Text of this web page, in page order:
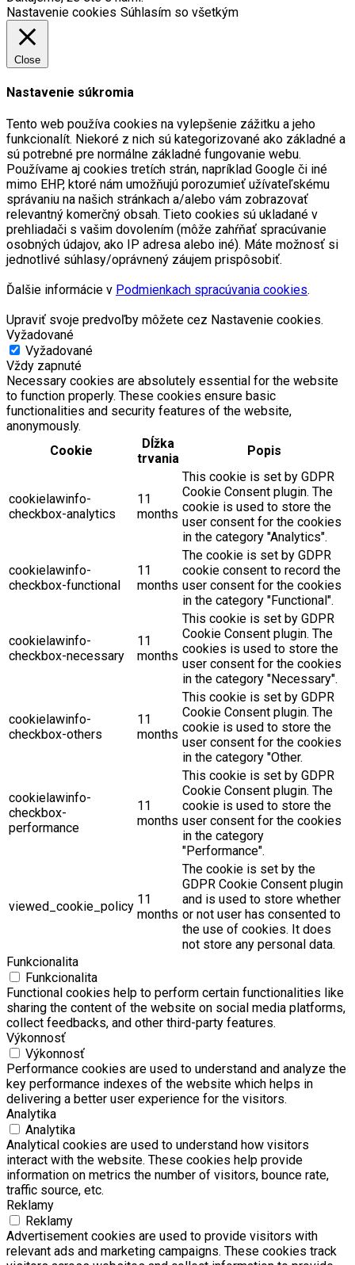
Nastavenie cookies Súhlasím so všetkým
Close
Nastavenie súkromia
Tento web používa cookies na vylepšenie zážitku a jeho
funkcionalít. Niekoré z nich sú kategorizované ako základné a
sú potrebné pre normálne základné fungovanie webu.
Používame aj cookies tretích strán, napríklad Google či iné
mimo EHP, ktoré nám umožňujú porozumieť užívateľskému
správaniu na našich stránkach a/alebo vám zobrazovať
relevantný komerčný obsah. Tieto cookies sú ukladané v
prehliadači s vašim dovolením (môže zahŕňať spracúvanie
osobných údajov, ako IP adresa alebo iné). Máte možnosť si
jednotlivé súhlasy/oprávnený záujem prispôsobiť.
Ďalšie informácie v Podmienkach spracúvania cookies.
Upraviť svoje predvoľby môžete cez Nastavenie cookies.
Vyžadované
Vyžadované
Vždy zapnuté
Necessary cookies are absolutely essential for the website
to function properly. These cookies ensure basic
functionalities and security features of the website,
anonymously.
Cookie
Dĺžka
trvania
Popis
cookielawinfo-
checkbox-analytics
11
months
This cookie is set by GDPR
Cookie Consent plugin. The
cookie is used to store the
user consent for the cookies
in the category "Analytics".
cookielawinfo-
checkbox-functional
11
months
The cookie is set by GDPR
cookie consent to record the
user consent for the cookies
in the category "Functional".
cookielawinfo-
checkbox-necessary
11
months
This cookie is set by GDPR
Cookie Consent plugin. The
cookies is used to store the
user consent for the cookies
in the category "Necessary".
cookielawinfo-
checkbox-others
11
months
This cookie is set by GDPR
Cookie Consent plugin. The
cookie is used to store the
user consent for the cookies
in the category "Other.
cookielawinfo-
checkbox-
performance
11
months
This cookie is set by GDPR
Cookie Consent plugin. The
cookie is used to store the
user consent for the cookies
in the category
"Performance".
viewed_cookie_policy 11
months
The cookie is set by the
GDPR Cookie Consent plugin
and is used to store whether
or not user has consented to
the use of cookies. It does
not store any personal data.
Funkcionalita
Funkcionalita
Functional cookies help to perform certain functionalities like
sharing the content of the website on social media platforms,
collect feedbacks, and other third-party features.
Výkonnosť
Výkonnosť
Performance cookies are used to understand and analyze the
key performance indexes of the website which helps in
delivering a better user experience for the visitors.
Analytika
Analytika
Analytical cookies are used to understand how visitors
interact with the website. These cookies help provide
information on metrics the number of visitors, bounce rate,
traffic source, etc.
Reklamy
Reklamy
Advertisement cookies are used to provide visitors with
relevant ads and marketing campaigns. These cookies track